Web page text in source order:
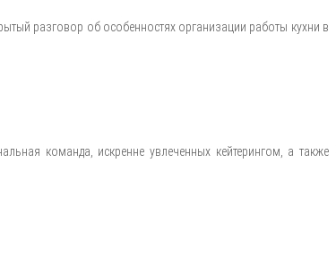
разговор об особенностях организации работы кухни в
команда, искренне увлеченных кейтерингом, а также